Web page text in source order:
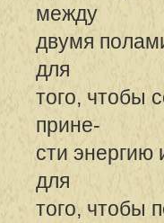
между
двумя
для
того, чтобы
прине-
сти
для
того, чтобы